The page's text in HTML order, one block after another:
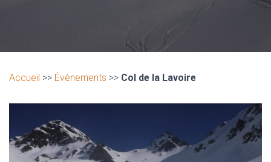
Accueil >> Évènements >> Col de la Lavoire